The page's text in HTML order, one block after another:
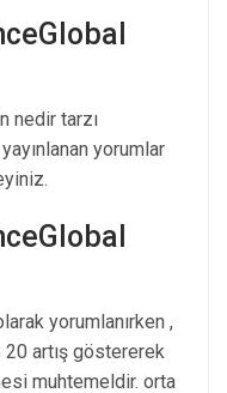
nedir tarzı
yorumlar
yorumlanırken ,
artış göstererek
muhtemeldir. orta